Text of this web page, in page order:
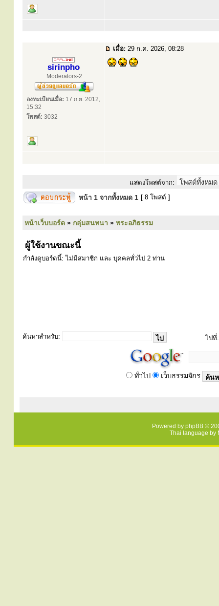
เมื่อ: 29 ก.ค. 2026, 08:28
sirinpho
Moderators-2
ลงทะเบียนเมื่อ: 17 ก.ย. 2012,
15:32
โพสต์: 3032
แสดงโพสต์จาก:
หน้า 1 จากทั้งหมด 1 [ 8 โพสต์ ]
หน้าเว็บบอร์ด » กลุ่มสนทนา » พระอภิธรรม
ผู้ใช้งานขณะนี้
กำลังดูบอร์ดนี้: ไม่มีสมาชิก และ บุคคลทั่วไป 2 ท่าน
ค้นหาสำหรับ: ไปที่:
ทั่วไป เว็บธรรมจักร
Powered by phpBB ©
Thai language by